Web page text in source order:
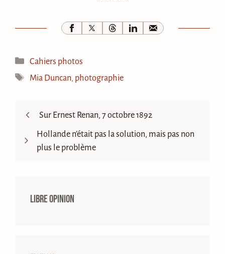
Catégories
Cahiers photos
Étiquettes
Mia Duncan photographie
Sur Ernest Renan, 7 octobre 1892
Hollande n’était pas la solution, mais pas non
plus le problème
Libre opinion